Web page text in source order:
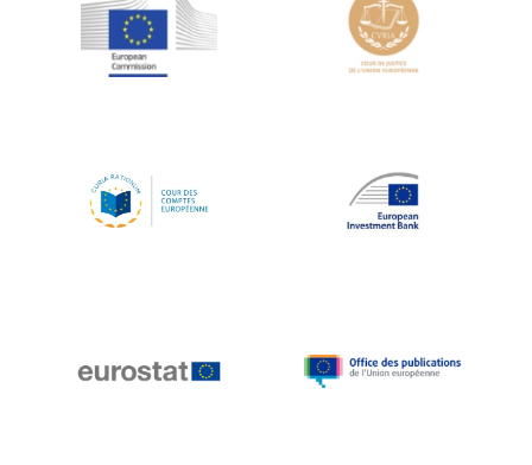
Jean-Louis Schiltz
Jean-Victor Louis
Johnny Åkerholm
Katharien L.C. Hunt